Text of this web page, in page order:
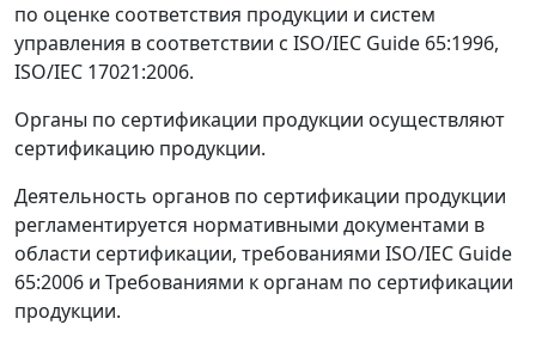
по оценке соответствия продукции и систем
управления в соответствии с ISO/IEC Guide 65:1996,
ISO/IEC 17021:2006.
Органы по сертификации продукции осуществляют
сертификацию продукции.
Деятельность органов по сертификации продукции
регламентируется нормативными документами в
области сертификации, требованиями ISO/IEC Guide
65:2006 и Требованиями к органам по сертификации
продукции.